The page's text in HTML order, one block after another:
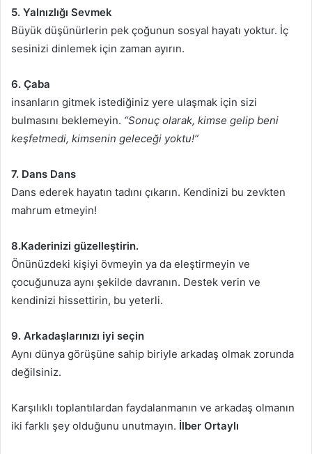
5. Yalnızlığı Sevmek
Büyük düşünürlerin pek çoğunun sosyal hayatı yoktur. İç
sesinizi dinlemek için zaman ayırın.
6. Çaba
insanların gitmek istediğiniz yere ulaşmak için sizi
bulmasını beklemeyin. “Sonuç olarak, kimse gelip beni
keşfetmedi, kimsenin geleceği yoktu!”
7. Dans Dans
Dans ederek hayatın tadını çıkarın. Kendinizi bu zevkten
mahrum etmeyin!
8.Kaderinizi güzelleştirin.
Önünüzdeki kişiyi övmeyin ya da eleştirmeyin ve
çocuğunuza aynı şekilde davranın. Destek verin ve
kendinizi hissettirin, bu yeterli.
9. Arkadaşlarınızı iyi seçin
Aynı dünya görüşüne sahip biriyle arkadaş olmak zorunda
değilsiniz.
Karşılıklı toplantılardan faydalanmanın ve arkadaş olmanın
iki farklı şey olduğunu unutmayın. İlber Ortaylı